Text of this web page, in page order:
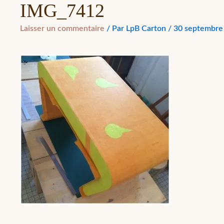
IMG_7412
Laisser un commentaire / Par LpB Carton / 30